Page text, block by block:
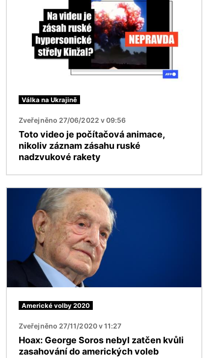
Válka na Ukrajině
Zveřejněno 27/06/2022 v 09:56
Toto video je počítačová animace,
nikoliv záznam zásahu ruské
nadzvukové rakety
Americké volby 2020
Zveřejněno 27/11/2020 v 11:27
Hoax: George Soros nebyl zatčen kvůli
zasahování do amerických voleb